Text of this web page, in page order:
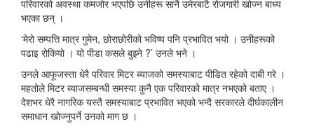
परिवारको अवस्था कमजोर भएपछि उनीहरू सानै उमेरबाटै रोजगारी खोज्न बाध्य
भएका छन् ।
‘मेरो सम्पत्ति मात्र गुमेन, छोराछोरीको भविष्य पनि प्रभावित भयो । उनीहरूको
पढाइ रोकियो । यो पीडा कसले बुझ्ने ?’ उनले भने ।
उनले आफूजस्ता धेरै परिवार मिटर ब्याजको समस्याबाट पीडित रहेको दाबी गरे ।
महतोले मिटर ब्याजसम्बन्धी समस्या कुनै एक परिवारको मात्र नभएको बताए ।
देशभर धेरै नागरिक यस्तै समस्याबाट प्रभावित भएको भन्दै सरकारले दीर्घकालीन
समाधान खोज्नुपर्ने उनको माग छ ।